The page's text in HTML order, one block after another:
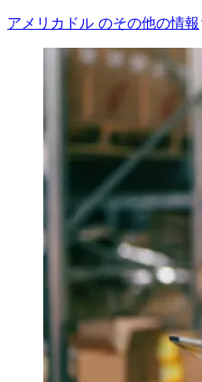
アメリカドル のその他の情報